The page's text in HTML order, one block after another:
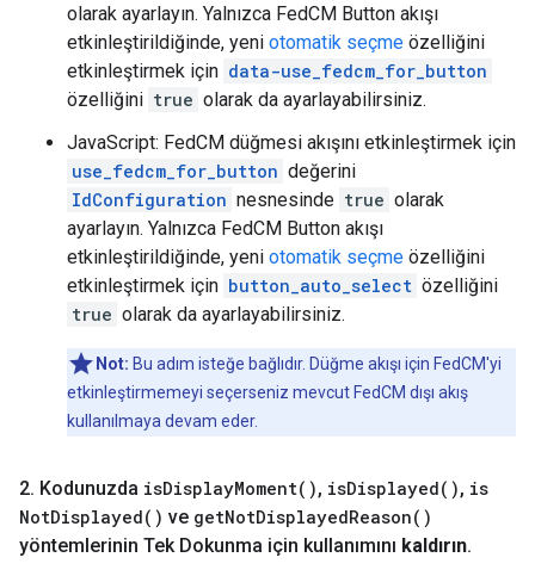
olarak ayarlayın. Yalnızca FedCM Button akışı
etkinleştirildiğinde, yeni otomatik seçme özelliğini
etkinleştirmek için data-use_fedcm_for_button
özelliğini true olarak da ayarlayabilirsiniz.
JavaScript: FedCM düğmesi akışını etkinleştirmek için
use_fedcm_for_button değerini
IdConfiguration nesnesinde true olarak
ayarlayın. Yalnızca FedCM Button akışı
etkinleştirildiğinde, yeni otomatik seçme özelliğini
etkinleştirmek için button_auto_select özelliğini
true olarak da ayarlayabilirsiniz.
Not: Bu adım isteğe bağlıdır. Düğme akışı için FedCM'yi
etkinleştirmemeyi seçerseniz mevcut FedCM dışı akış
kullanılmaya devam eder.
2. Kodunuzda isDisplayMoment( ), isDisplayed( ), is
NotDisplayed( ) ve getNotDisplayedReason( )
yöntemlerinin Tek Dokunma için kullanımını kaldırın.